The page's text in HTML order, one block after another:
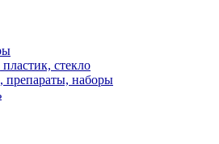
стекло
препараты, наборы